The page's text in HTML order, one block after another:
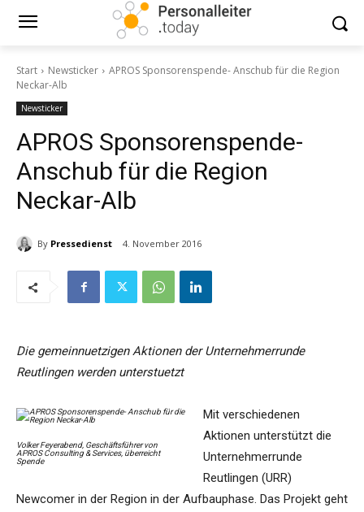
Start Newsticker
APROS Sponsorenspende- Anschub für die Region
Neckar-Alb
Newsticker
APROS Sponsorenspende-
Anschub für die Region
Neckar-Alb
By Pressedienst 4. November 2016
Die gemeinnuetzigen Aktionen der Unternehmerrunde
Reutlingen werden unterstuetzt
Volker Feyerabend, Geschäftsführer von
APROS Consulting & Services, überreicht
Spende
Mit verschiedenen
Aktionen unterstützt die
Unternehmerrunde
Reutlingen (URR)
Newcomer in der Region in der Aufbauphase. Das Projekt geht